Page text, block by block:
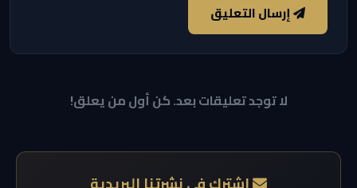
إرسال التعليق
لا توجد تعليقات بعد. كن أول من يعلق!